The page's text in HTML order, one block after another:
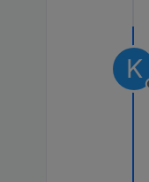
K